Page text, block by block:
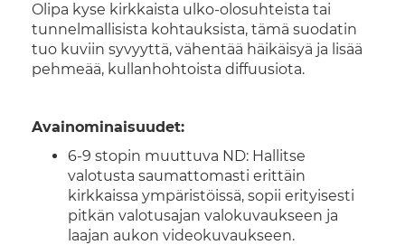
Olipa kyse kirkkaista ulko-olosuhteista tai
tunnelmallisista kohtauksista, tämä suodatin
tuo kuviin syvyyttä, vähentää häikäisyä ja lisää
pehmeää, kullanhohtoista diffuusiota.
Avainominaisuudet:
6-9 stopin muuttuva ND: Hallitse
valotusta saumattomasti erittäin
kirkkaissa ympäristöissä, sopii erityisesti
pitkän valotusajan valokuvaukseen ja
laajan aukon videokuvaukseen.